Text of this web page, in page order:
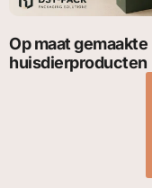
Op maat
huisdierproducten